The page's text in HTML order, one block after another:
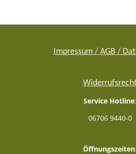
Impressum / AGB /
Service Hotline:
06706 9440-0
Öffnungszeiten: